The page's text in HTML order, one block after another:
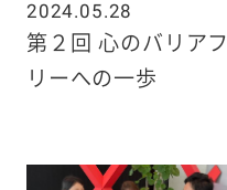
2024.05.28
第２回 心のバリアフ
リーへの一歩